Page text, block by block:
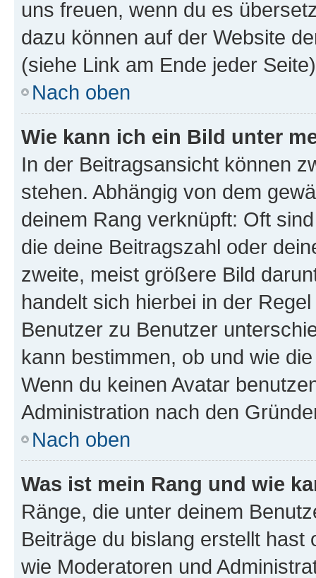
uns freuen, wenn du es
dazu können auf der Website
(siehe Link am Ende jeder
Nach oben
Wie kann ich ein Bild unter
In der Beitragsansicht können
stehen. Abhängig von dem
deinem Rang verknüpft: Oft
die deine Beitragszahl oder
zweite, meist größere Bild
handelt sich hierbei in der
Benutzer zu Benutzer
kann bestimmen, ob und wie
Wenn du keinen Avatar
Administration nach den
Nach oben
Was ist mein Rang und wie
Ränge, die unter deinem
Beiträge du bislang erstellt
wie Moderatoren und